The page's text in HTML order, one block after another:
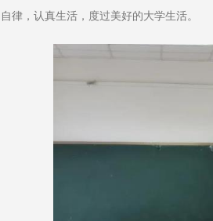
自律，认真生活，度过美好的大学生活。